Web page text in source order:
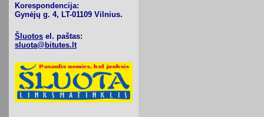
Korespondencija:
Gynėjų g. 4, LT-01109 Vilnius.
Šluotos el. paštas:
sluota@bitutes.lt